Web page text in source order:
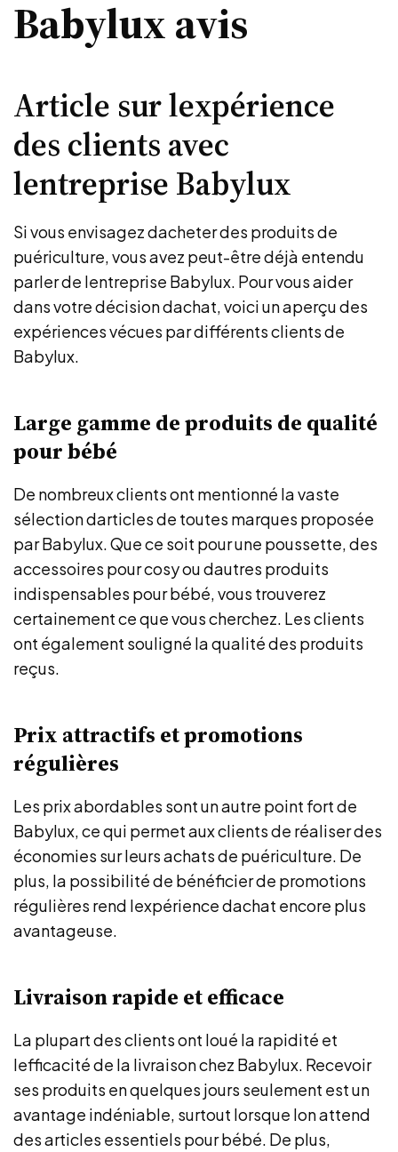
Babylux avis
Article sur lexpérience
des clients avec
lentreprise Babylux
Si vous envisagez dacheter des produits de
puériculture, vous avez peut-être déjà entendu
parler de lentreprise Babylux. Pour vous aider
dans votre décision dachat, voici un aperçu des
expériences vécues par différents clients de
Babylux.
Large gamme de produits de qualité
pour bébé
De nombreux clients ont mentionné la vaste
sélection darticles de toutes marques proposée
par Babylux. Que ce soit pour une poussette, des
accessoires pour cosy ou dautres produits
indispensables pour bébé, vous trouverez
certainement ce que vous cherchez. Les clients
ont également souligné la qualité des produits
reçus.
Prix attractifs et promotions
régulières
Les prix abordables sont un autre point fort de
Babylux, ce qui permet aux clients de réaliser des
économies sur leurs achats de puériculture. De
plus, la possibilité de bénéficier de promotions
régulières rend lexpérience dachat encore plus
avantageuse.
Livraison rapide et efficace
La plupart des clients ont loué la rapidité et
lefficacité de la livraison chez Babylux. Recevoir
ses produits en quelques jours seulement est un
avantage indéniable, surtout lorsque lon attend
des articles essentiels pour bébé. De plus,